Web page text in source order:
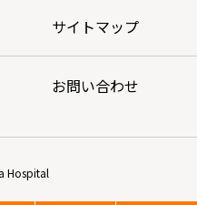
サイトマップ
お問い合わせ
Hospital